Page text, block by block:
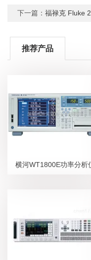
下一篇：福禄克 Fluke
推荐产品
横河WT1800E功率分析